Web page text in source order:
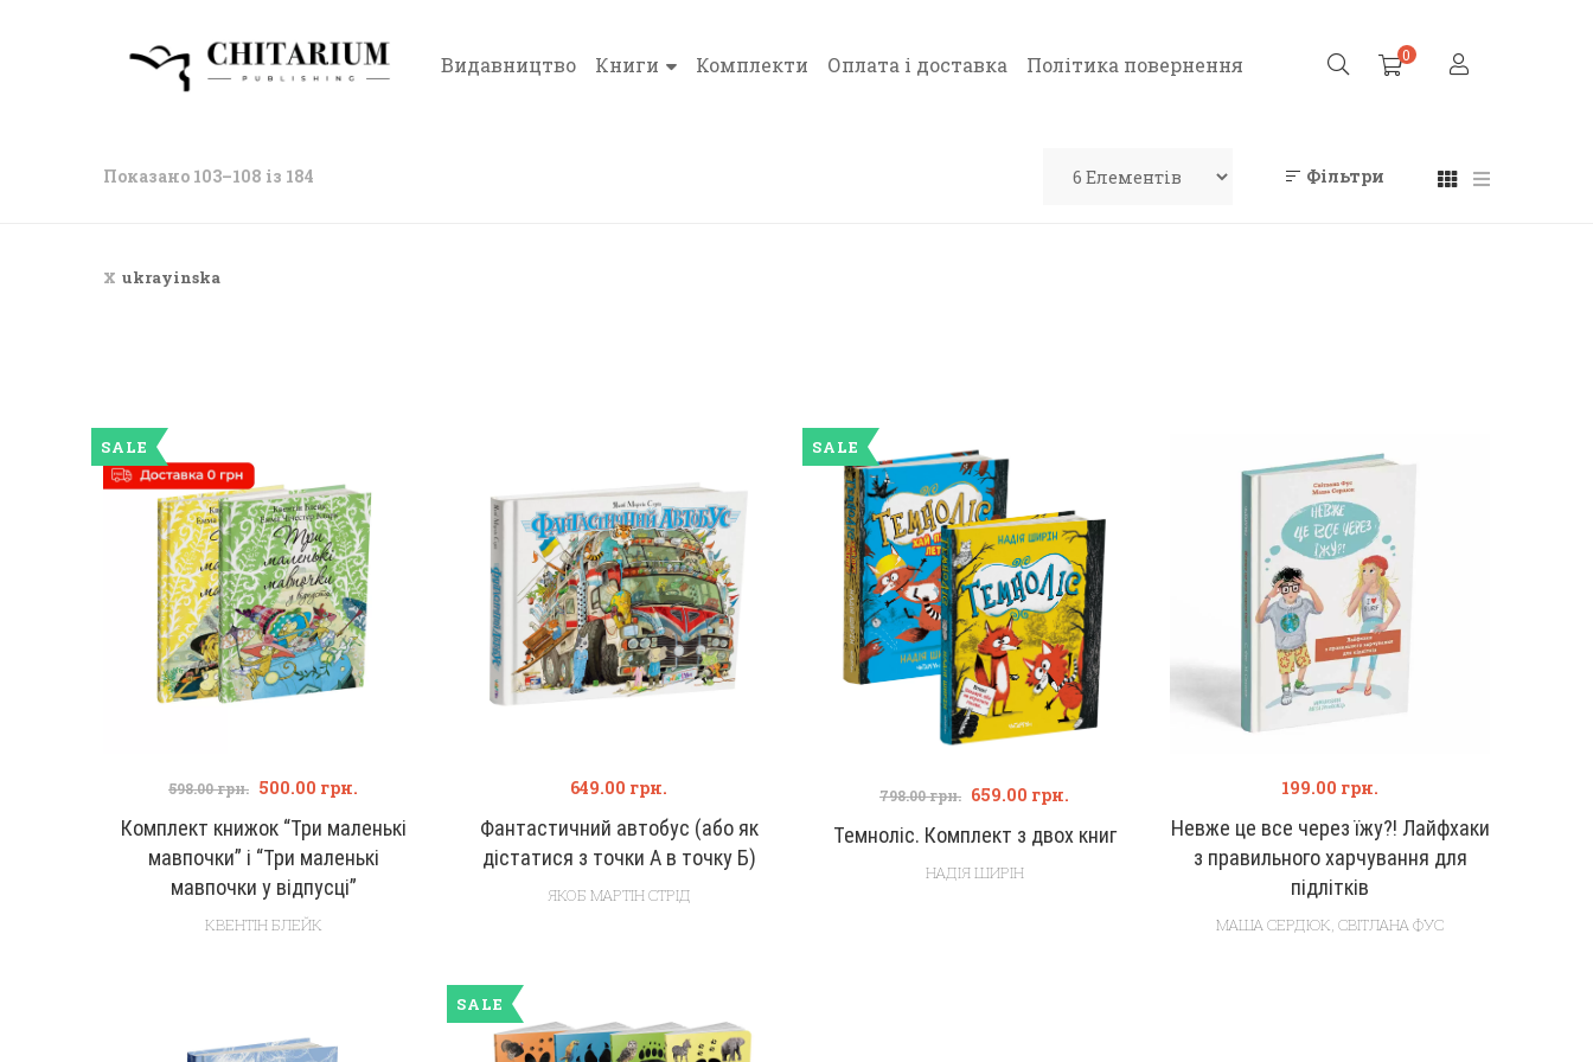
Видавництво Книги Комплекти Оплата і доставка Політика повернення 0
Показано 103–108 із 184 Фільтри
ukrayinska
SALE
Комплект книжок “Три маленькі
мавпочки” і “Три маленькі
мавпочки у відпусці”
598.00грн. 500.00 грн.
КВЕНТІН БЛЕЙК
Фантастичний автобус (або як
дістатися з точки А в точку Б)
649.00 грн.
ЯКОБ МАРТІН СТРІД
SALE
Темноліс. Комплект з двох книг
798.00грн. 659.00 грн.
НАДІЯ ШИРІН
Невже це все через їжу?! Лайфхаки
з правильного харчування для
підлітків
199.00 грн.
МАША СЕРДЮК, СВІТЛАНА ФУС
SALE